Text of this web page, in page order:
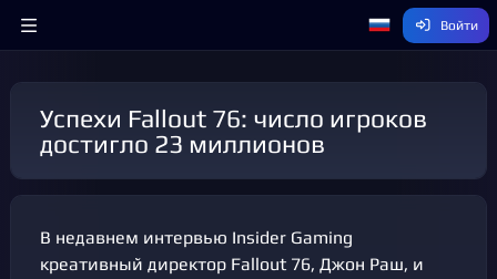
Войти
Успехи Fallout 76: число игроков
достигло 23 миллионов
В недавнем интервью Insider Gaming
креативный директор Fallout 76, Джон Раш, и